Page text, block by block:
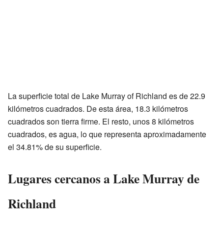
La superficie total de Lake Murray of Richland es de 22.9
kilómetros cuadrados. De esta área, 18.3 kilómetros
cuadrados son tierra firme. El resto, unos 8 kilómetros
cuadrados, es agua, lo que representa aproximadamente
el 34.81% de su superficie.
Lugares cercanos a Lake Murray de
Richland